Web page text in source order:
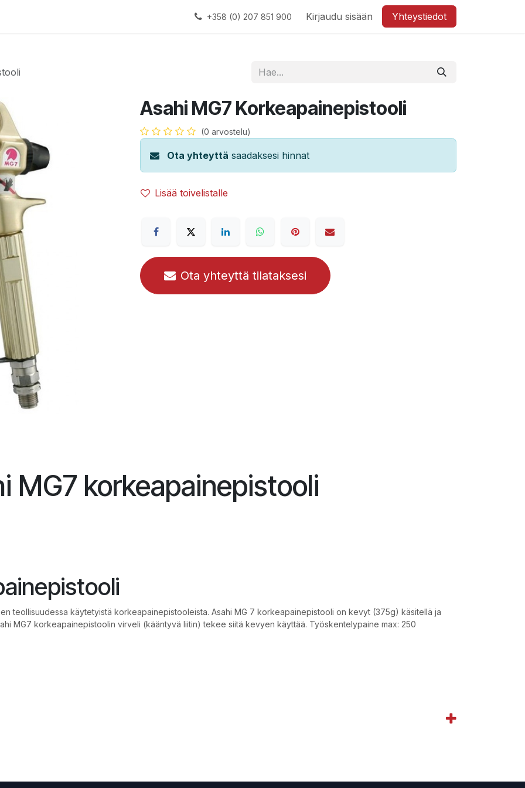
+358 (0) 207 851 900 Kirjaudu sisään Yhteystiedot
Asahi MG7 Korkeapainepistooli
(0 arvostelu)
Ota yhteyttä saadaksesi hinnat
Lisää toivelistalle
Ota yhteyttä tilataksesi
MG7 korkeapainepistooli
teollisuudessa käytetyistä korkeapainepistooleista. Asahi MG 7 korkeapainepistooli on kevyt (375g) käsitellä ja
MG7 korkeapainepistoolin virveli (kääntyvä liitin) tekee siitä kevyen käyttää. Työskentelypaine max: 250